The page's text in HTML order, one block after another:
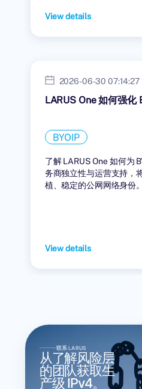
View details
2026-06-30 07:14:27
LARUS One 如何强化
BYOIP
了解 LARUS One 如何为
务商独立性与运营支持，
植、稳定的公网网络身份。
View details
联系 LARUS
从了解风险层
的团队获取生
产级 IPv4。